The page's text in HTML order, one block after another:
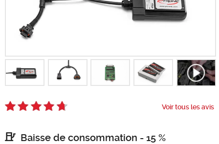
Chercher
Voir tous les avis
Baisse de consommation - 15 %